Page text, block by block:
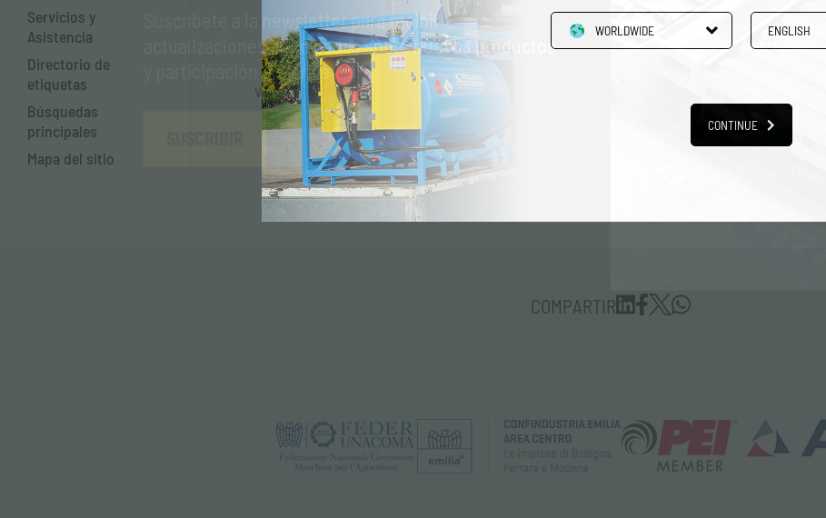
Servicios y
Asistencia
Directorio de
etiquetas
Búsquedas
principales
Mapa del sitio
Dónde estamos
Venga a visitarnos a nuestra sede en
Módena.
Contactos
servicio de atención al cliente para
cualquier solicitud de información.
COMPARTIR
WORLDWIDE ENGLISH
CONTINUE
Suscríbete a la newsletter para recibir
actualizaciones anticipadas sobre nuevos productos
y participación en ferias